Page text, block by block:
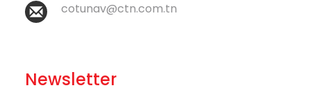
cotunav@ctn.com.tn
Newsletter